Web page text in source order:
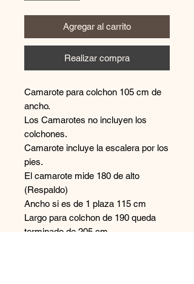
Agregar al carrito
Realizar compra
Camarote para colchon 105 cm de
ancho.
Los Camarotes no incluyen los
colchones.
Camarote incluye la escalera por los
pies.
El camarote mide 180 de alto
(Respaldo)
Ancho si es de 1 plaza 115 cm
Largo para colchon de 190 queda
terminado de 205 cm